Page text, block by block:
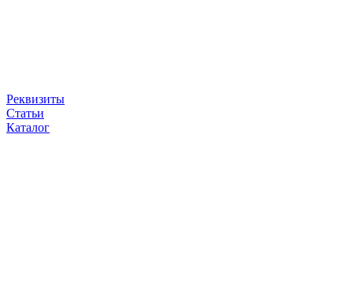
Реквизиты
Статьи
Каталог